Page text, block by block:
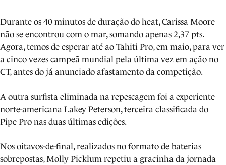
Durante os 40 minutos de duração do heat, Carissa Moore
não se encontrou com o mar, somando apenas 2,37 pts.
Agora, temos de esperar até ao Tahiti Pro, em maio, para ver
a cinco vezes campeã mundial pela última vez em ação no
CT, antes do já anunciado afastamento da competição.
A outra surfista eliminada na repescagem foi a experiente
norte-americana Lakey Peterson, terceira classificada do
Pipe Pro nas duas últimas edições.
Nos oitavos-de-final, realizados no formato de baterias
sobrepostas, Molly Picklum repetiu a gracinha da jornada